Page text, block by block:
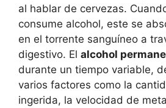
al hablar de cervezas.
consume alcohol, este se
en el torrente sanguíneo a
digestivo. El alcohol
durante un tiempo variable,
varios factores como la
ingerida, la velocidad de